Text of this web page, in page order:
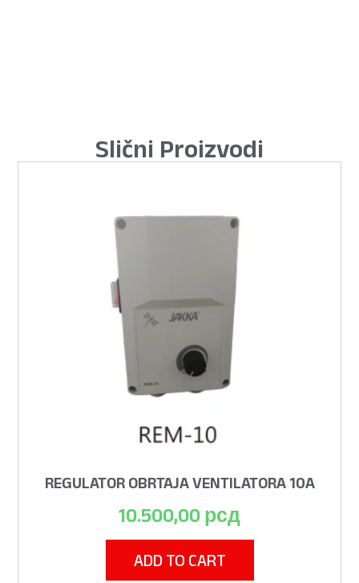
Slični Proizvodi
REGULATOR OBRTAJA VENTILATORA 10A
10.500,00 рсд
ADD TO CART